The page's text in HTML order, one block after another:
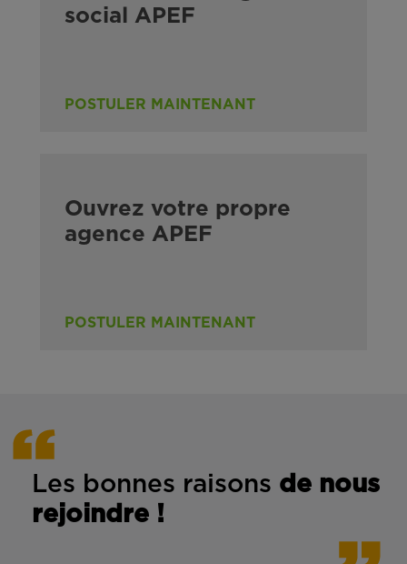
social APEF
POSTULER MAINTENANT
Ouvrez votre propre
agence APEF
POSTULER MAINTENANT
Les bonnes raisons de nous
rejoindre !